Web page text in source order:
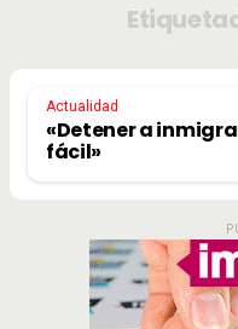
Actualidad
«Detener a
fácil»